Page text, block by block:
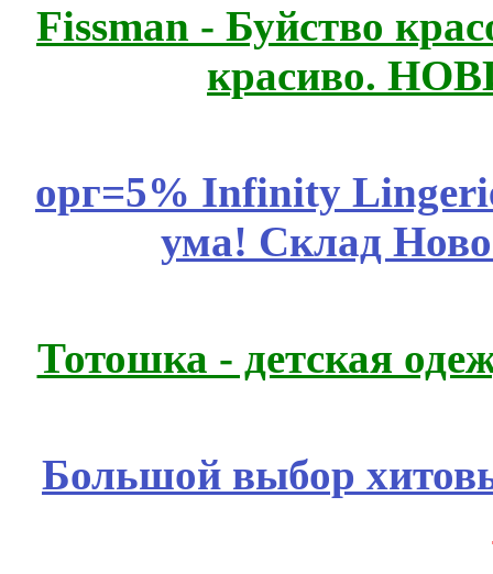
Fissmаn - Буйство
красиво.
орг=5% Infinity
ума! Склад
Тотошка - детская
Большой выбор